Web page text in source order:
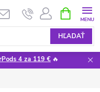
HĽADAŤ
KOŠÍK
4 za 119 € 🔥